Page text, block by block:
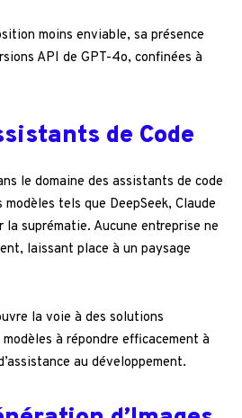
moins enviable, sa présence
API de GPT-4o, confinées à
de Code
le domaine des assistants de code
tels que DeepSeek, Claude
suprématie. Aucune entreprise ne
laissant place à un paysage
la voie à des solutions
à répondre efficacement à
au développement.